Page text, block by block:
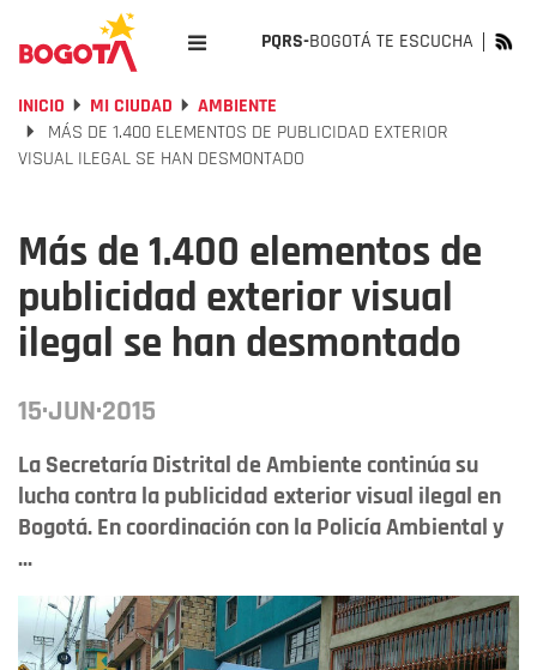
PQRS-BOGOTÁ TE ESCUCHA
INICIO MI CIUDAD
AMBIENTE
MÁS DE 1.400 ELEMENTOS DE PUBLICIDAD EXTERIOR
VISUAL ILEGAL SE HAN DESMONTADO
Más de 1.400 elementos de
publicidad exterior visual
ilegal se han desmontado
15·JUN·2015
La Secretaría Distrital de Ambiente continúa su
lucha contra la publicidad exterior visual ilegal en
Bogotá. En coordinación con la Policía Ambiental y
...